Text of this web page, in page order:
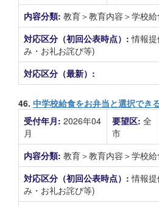
内容分類: 教育＞教育内容＞学校給
対応区分（初回公表時点）:情報
み・お礼お詫び等)
対応区分（最新）:
46. 中学校給食をお弁当と選択でき
受付年月: 2026年04
月
要望区: 全
市
内容分類: 教育＞教育内容＞学校給
対応区分（初回公表時点）:情報
み・お礼お詫び等)